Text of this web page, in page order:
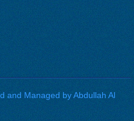
and Managed by Abdullah Al